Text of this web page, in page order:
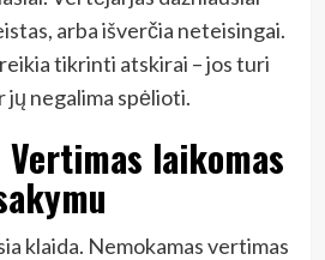
arba išverčia neteisingai.
tikrinti atskirai – jos turi
jų negalima spėlioti.
laikomas
klaida. Nemokamas vertimas